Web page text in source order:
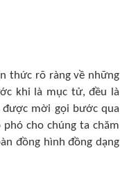
thức rõ ràng về những
khi là mục tử, đều là
được mời gọi bước qua
cho chúng ta chăm
đồng hình đồng dạng